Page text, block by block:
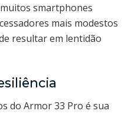
smartphones
mais modestos
resultar em lentidão
do Armor 33 Pro é sua